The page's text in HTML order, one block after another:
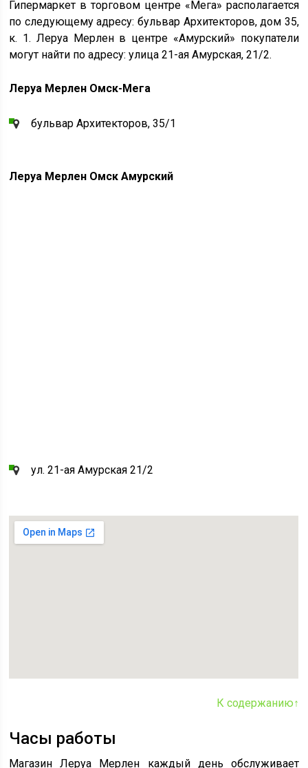
Гипермаркет в торговом центре «Мега» располагается
по следующему адресу: бульвар Архитекторов, дом 35,
к. 1. Леруа Мерлен в центре «Амурский» покупатели
могут найти по адресу: улица 21-ая Амурская, 21/2.
Леруа Мерлен Омск-Мега
бульвар Архитекторов, 35/1
Леруа Мерлен Омск Амурский
ул. 21-ая Амурская 21/2
К содержанию↑
Часы работы
Магазин Леруа Мерлен каждый день обслуживает